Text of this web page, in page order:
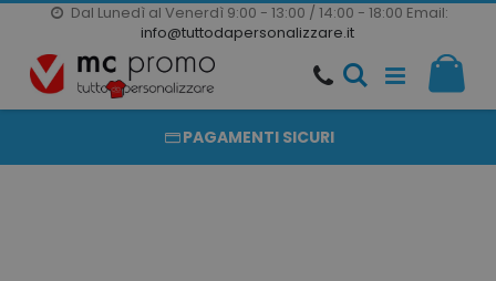
Dal Lunedì al Venerdì 9:00 - 13:00 / 14:00 - 18:00 Email:
info@tuttodapersonalizzare.it
Salta
al
contenuto
20000 PRODOTTI
PRODOTTI COMPLETAMENTE PERSONALIZZABILI
PAGAMENTI SICURI